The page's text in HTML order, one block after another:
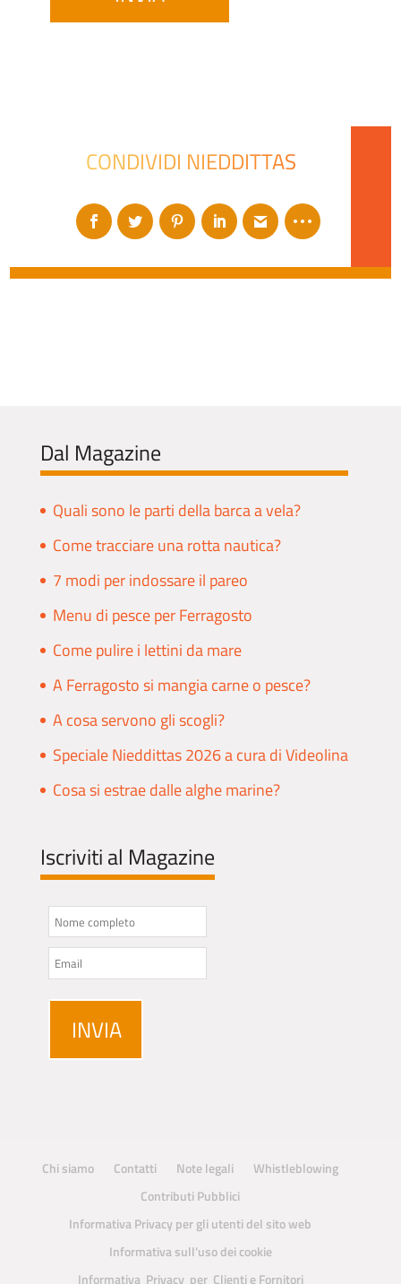
CONDIVIDI NIEDDITTAS
Dal Magazine
Quali sono le parti della barca a vela?
Come tracciare una rotta nautica?
7 modi per indossare il pareo
Menu di pesce per Ferragosto
Come pulire i lettini da mare
A Ferragosto si mangia carne o pesce?
A cosa servono gli scogli?
Speciale Nieddittas 2026 a cura di Videolina
Cosa si estrae dalle alghe marine?
Iscriviti al Magazine
Chi siamo Contatti Note legali
Whistleblowing
Contributi Pubblici
Informativa Privacy per gli utenti del sito web
Informativa sull’uso dei cookie
Informativa Privacy per Clienti e Fornitori